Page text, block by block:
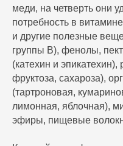
меди, на четверть они
потребность в
и другие полезные
группы В), фенолы,
(катехин и
фруктоза, сахароза),
(тартроновая,
лимонная, яблочная),
эфиры, пищевые